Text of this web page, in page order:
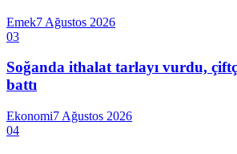
Emek7 Ağustos 2026
03
Soğanda ithalat tarlayı vurdu, çiftçi
battı
Ekonomi7 Ağustos 2026
04